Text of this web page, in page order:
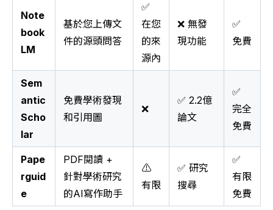
Note
book
LM
基於您上傳文
件的源頭問答
✅
在您
的來
源內
❌ 無發
現功能
✅
免費
Sem
antic
Scho
lar
免費學術發現
和引用圖
❌
✅ 2.2億
論文
✅
完全
免費
Pape
rguid
e
PDF閱讀 +
針對學術研究
的AI寫作助手
⚠️
有限
✅ 研究
搜尋
✅
有限
免費